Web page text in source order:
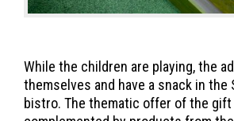
While the children are playing, the
themselves and have a snack in the
bistro. The thematic offer of the